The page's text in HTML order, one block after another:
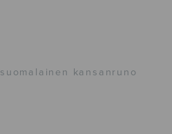
suomalainen kansanruno